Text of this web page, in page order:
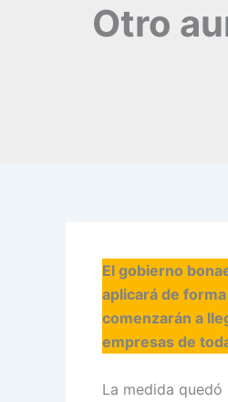
Otro
El gobierno
aplicará de
comenzarán a
empresas de
La medida quedó